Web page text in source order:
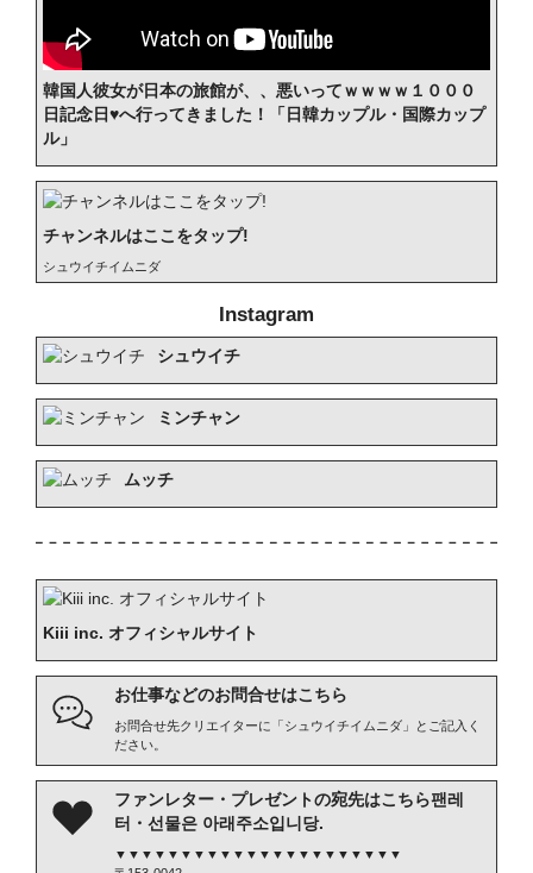
韓国人彼女が日本の旅館が、、悪いってｗｗｗｗ１０００
日記念日♥へ行ってきました！「日韓カップル・国際カップ
ル」
チャンネルはここをタップ!
シュウイチイムニダ
Instagram
シュウイチ
ミンチャン
ムッチ
Kiii inc. オフィシャルサイト
お仕事などのお問合せはこちら
お問合せ先クリエイターに「シュウイチイムニダ」とご記入く
ださい。
ファンレター・プレゼントの宛先はこちら팬레
터・선물은 아래주소입니당.
▼▼▼▼▼▼▼▼▼▼▼▼▼▼▼▼▼▼▼▼▼▼